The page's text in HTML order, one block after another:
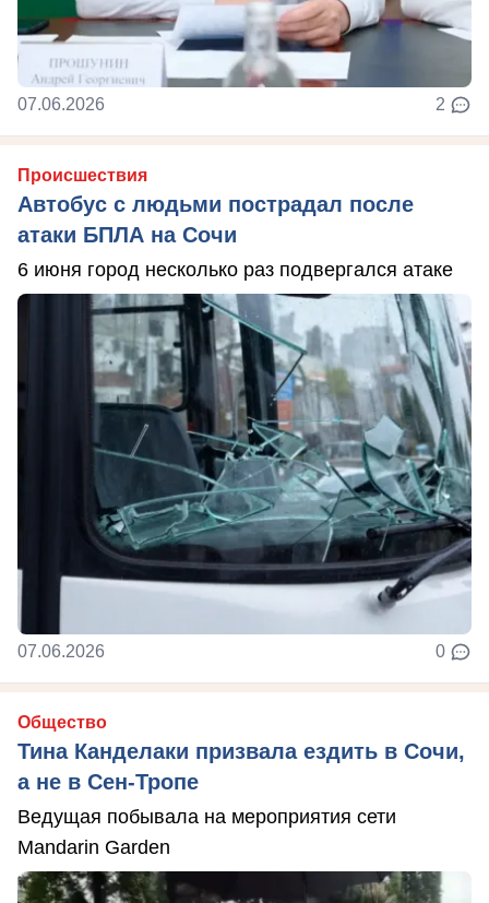
07.06.2026 2
Происшествия
Автобус с людьми пострадал после
атаки БПЛА на Сочи
6 июня город несколько раз подвергался атаке
07.06.2026 0
Общество
Тина Канделаки призвала ездить в Сочи,
а не в Сен-Тропе
Ведущая побывала на мероприятия сети
Mandarin Garden